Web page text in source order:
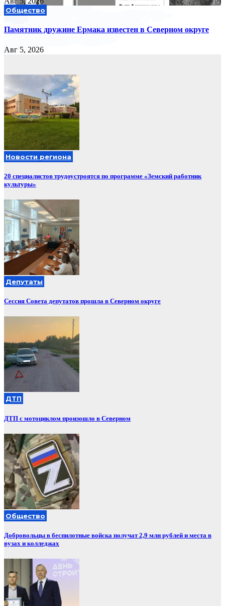
Общество
Памятник дружине Ермака известен в Северном округе
Авг 5, 2026
Новости региона
20 специалистов трудоустроятся по программе «Земский работник
культуры»
Депутаты
Сессия Совета депутатов прошла в Северном округе
ДТП
ДТП с мотоциклом произошло в Северном
Общество
Добровольцы в беспилотные войска получат 2,9 млн рублей и места в
вузах и колледжах